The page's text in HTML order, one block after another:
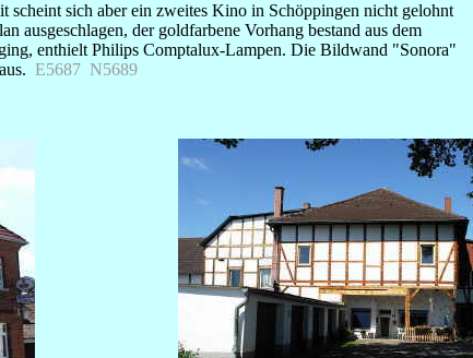
sich aber ein zweites Kino in Schöppingen nicht gelohnt
ausgeschlagen, der goldfarbene Vorhang bestand aus dem
enthielt Philips Comptalux-Lampen. Die Bildwand "Sonora"
E5687 N5689